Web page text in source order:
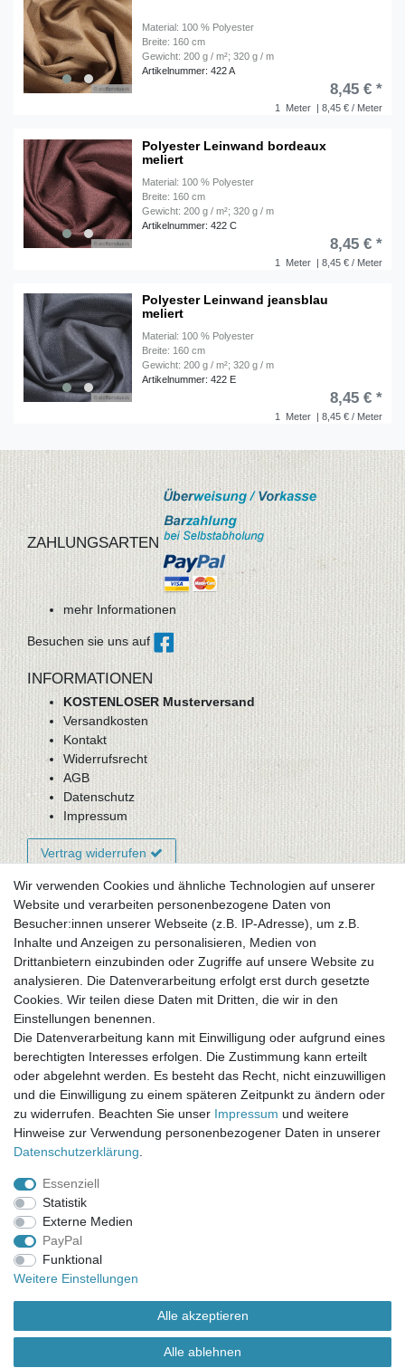
Material: 100 % Polyester
Breite: 160 cm
Gewicht: 200 g / m²; 320 g / m
Artikelnummer: 422 A
1 Meter | 8,45 € / Meter
8,45 € *
Polyester Leinwand bordeaux
meliert
Material: 100 % Polyester
Breite: 160 cm
Gewicht: 200 g / m²; 320 g / m
Artikelnummer: 422 C
1 Meter | 8,45 € / Meter
8,45 € *
Polyester Leinwand jeansblau
meliert
Material: 100 % Polyester
Breite: 160 cm
Gewicht: 200 g / m²; 320 g / m
Artikelnummer: 422 E
1 Meter | 8,45 € / Meter
8,45 € *
ZAHLUNGSARTEN
mehr Informationen
Besuchen sie uns auf
INFORMATIONEN
KOSTENLOSER Musterversand
Versandkosten
Kontakt
Widerrufsrecht
AGB
Datenschutz
Impressum
Vertrag widerrufen
Newsletter-Anmeldung
FAQ / Fragen
Mein Warenkorb
Mein Merkzettel
Mein Konto
UNSER LADENGESCHÄFT
Gottlieb-Daimler-Str. 10
33334 Gütersloh
ÖFFNUNGSZEITEN
Montag - Dienstag: 8.00 - 18.00 Uhr, Mittwoch Ruhetag,
Donnerstag: 8.00 - 18.00 Uhr, Freitag 8.00 - 14.00 Uhr
KUNDENSERVICE
Telefon: (05241) 403 22 38
E-Mail: info@stoffamstueck.de
Alle Preise inklusive gesetzlicher Mehrwertsteuer und
zuzüglichVersandkosten. * Pflichtfeld
Wir verwenden Cookies und ähnliche Technologien auf unserer
Website und verarbeiten personenbezogene Daten von
Besucher:innen unserer Webseite (z.B. IP-Adresse), um z.B.
Inhalte und Anzeigen zu personalisieren, Medien von
Drittanbietern einzubinden oder Zugriffe auf unsere Website zu
analysieren. Die Datenverarbeitung erfolgt erst durch gesetzte
Cookies. Wir teilen diese Daten mit Dritten, die wir in den
Einstellungen benennen.
Die Datenverarbeitung kann mit Einwilligung oder aufgrund eines
berechtigten Interesses erfolgen. Die Zustimmung kann erteilt
oder abgelehnt werden. Es besteht das Recht, nicht einzuwilligen
und die Einwilligung zu einem späteren Zeitpunkt zu ändern oder
zu widerrufen. Beachten Sie unser Impressum und weitere
Hinweise zur Verwendung personenbezogener Daten in unserer
Daten­schutz­erklärung
Essenziell
Statistik
Externe Medien
PayPal
Funktional
Weitere Einstellungen
Alle akzeptieren
Alle ablehnen